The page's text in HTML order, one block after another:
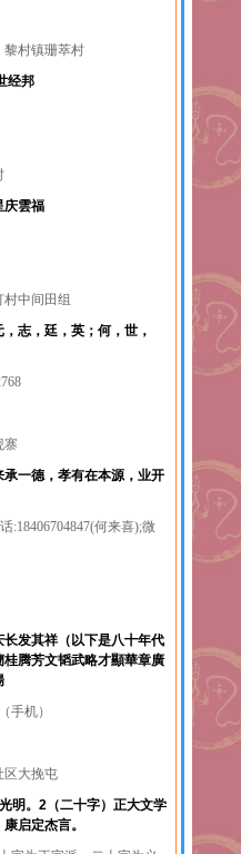
黎村镇珊萃村
经邦
庆雲福
中间田组
志，廷，英；何，世，
寨
一德，孝有在本源，业开
:18406704847(何来喜);微
发其祥（以下是八十年代
腾芳文韬武略才顯華章廣
手机）
区大挽屯
明。2（二十字）正大文学
启定杰言。